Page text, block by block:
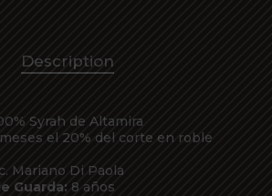
Description
Syrah de Altamira
meses el 20% del corte en roble
Mariano Di Paola
Guarda: 8 años